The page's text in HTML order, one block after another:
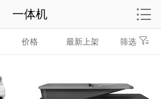
价格 最新上架 筛选
一体机